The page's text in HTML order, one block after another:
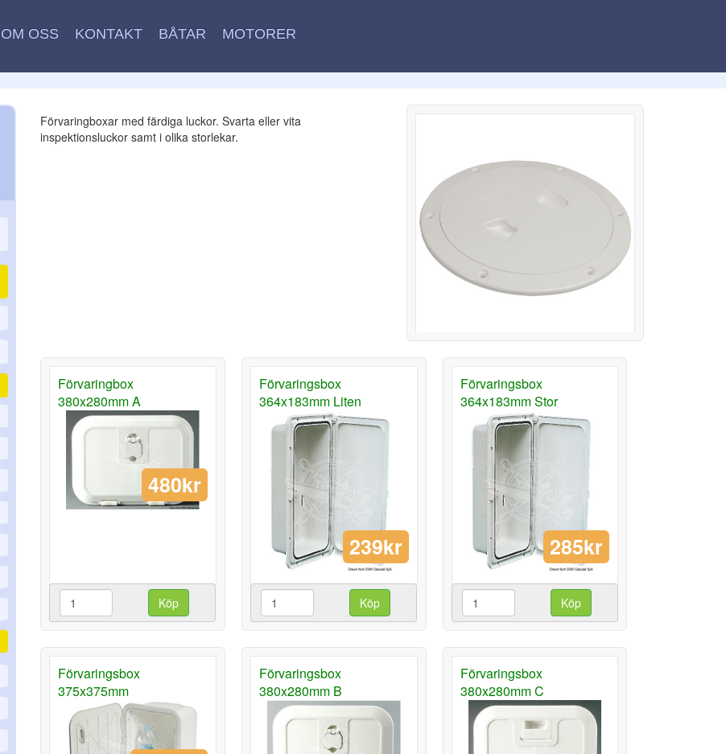
OM OSS KONTAKT BÅTAR MOTORER
Förvaringboxar med färdiga luckor. Svarta eller vita
inspektionsluckor samt i olika storlekar.
Förvaringbox
380x280mm A
480kr
Köp
Förvaringsbox
364x183mm Liten
239kr
Köp
Förvaringsbox
364x183mm Stor
285kr
Köp
Förvaringsbox
375x375mm
Förvaringsbox
380x280mm B
Förvaringsbox
380x280mm C